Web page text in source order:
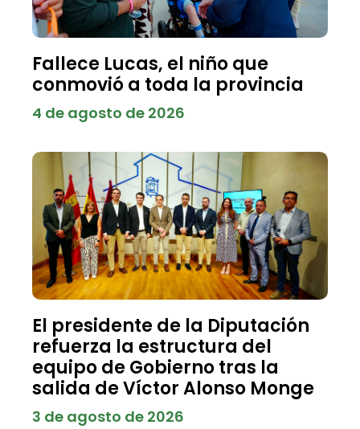
Fallece Lucas, el niño que
conmovió a toda la provincia
4 de agosto de 2026
El presidente de la Diputación
refuerza la estructura del
equipo de Gobierno tras la
salida de Víctor Alonso Monge
3 de agosto de 2026